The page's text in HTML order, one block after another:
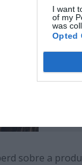
I want
of my
was
Opted
sobre a